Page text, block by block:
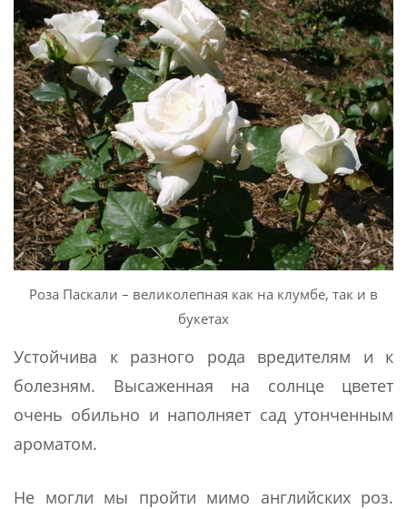
Роза Паскали – великолепная как на клумбе, так и в
букетах
Устойчива к разного рода вредителям и к
болезням. Высаженная на солнце цветет
очень обильно и наполняет сад утонченным
ароматом.
Не могли мы пройти мимо английских роз.